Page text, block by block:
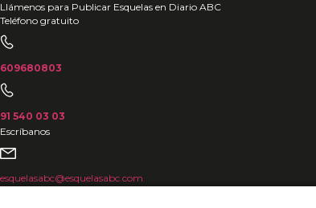
Ir
al
contenido
Llámenos para Publicar Esquelas en Diario ABC
Teléfono gratuito
609680803
91 540 03 03
Escríbanos
esquelasabc@esquelasabc.com